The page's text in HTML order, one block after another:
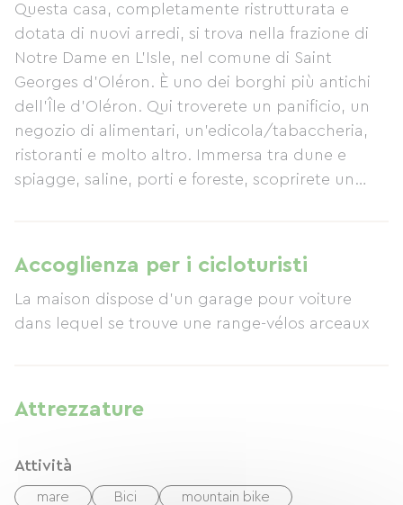
Questa casa, completamente ristrutturata e
dotata di nuovi arredi, si trova nella frazione di
Notre Dame en L'Isle, nel comune di Saint
Georges d'Oléron. È uno dei borghi più antichi
dell'Île d'Oléron. Qui troverete un panificio, un
negozio di alimentari, un'edicola/tabaccheria,
ristoranti e molto altro. Immersa tra dune e
spiagge, saline, porti e foreste, scoprirete un
luminosa", vi incanterà con la magia della sua
luce.
Accoglienza per i cicloturisti
La maison dispose d'un garage pour voiture
dans lequel se trouve une range-vélos arceaux
Attrezzature
Attività
mare Bici
mountain bike